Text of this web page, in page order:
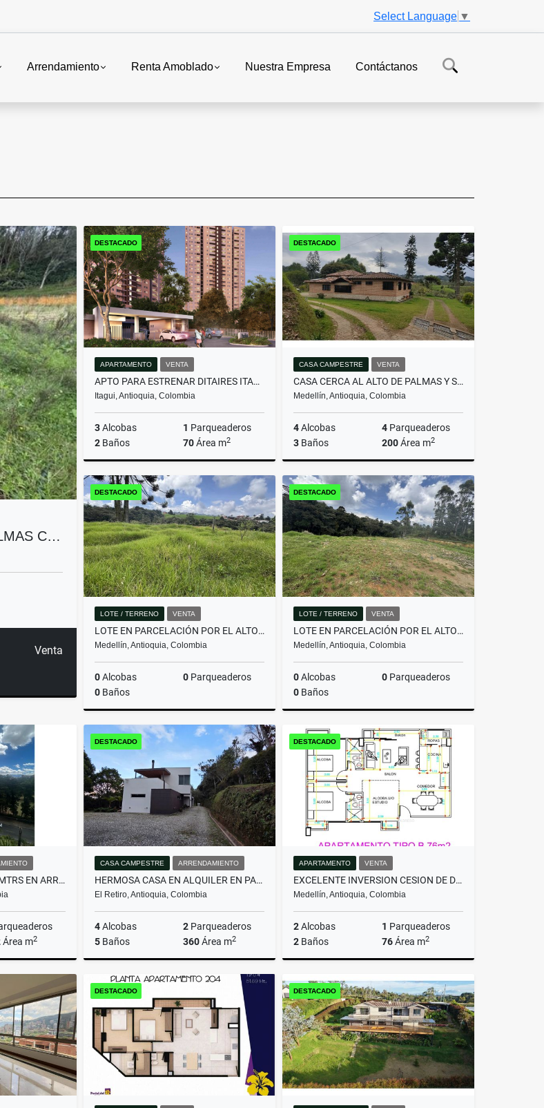
Select Language ▼
Arrendamiento Renta Amoblado Nuestra Empresa Contáctanos
C…
Venta
DESTACADO
APARTAMENTO VENTA
APTO PARA ESTRENAR DITAIRES ITAGUI
Itagui, Antioquia, Colombia
3Alcobas 1 Parqueaderos
2 Baños 70Área m2
Venta
$550.000.000
DESTACADO
CASA CAMPESTRE VENTA
CASA CERCA AL ALTO DE PALMAS Y SANTA ELENA
Medellín, Antioquia, Colombia
4Alcobas 4 Parqueaderos
3 Baños 200Área m2
Venta
$1.200.000.000
DESTACADO
LOTE / TERRENO VENTA
LOTE EN PARCELACIÓN POR EL ALTO DE PALMAS CON LICENCIA
Medellín, Antioquia, Colombia
0Alcobas 0 Parqueaderos
0 Baños
Venta
$600.000.000
DESTACADO
LOTE / TERRENO VENTA
LOTE EN PARCELACIÓN POR EL ALTO DE PALMAS CON LICENCIA
Medellín, Antioquia, Colombia
0Alcobas 0 Parqueaderos
0 Baños
Venta
$800.000.000
APARTAMENTO DE 332 MTRS EN ARRIENDO EN EL POBLADO, MEDELLÍN
Área m2
DESTACADO
CASA CAMPESTRE ARRENDAMIENTO
HERMOSA CASA EN ALQUILER EN PARCELACIÓN CAMPESTRE EN EL RETIRO
El Retiro, Antioquia, Colombia
4Alcobas 2 Parqueaderos
5 Baños 360Área m2
Arrendamiento
DESTACADO
APARTAMENTO VENTA
EXCELENTE INVERSION CESION DE DERECHOS ACABADO MODERNO -FLORESTA
Medellín, Antioquia, Colombia
2Alcobas 1 Parqueaderos
2 Baños 76Área m2
Venta
$607.200.000
DESTACADO DESTACADO